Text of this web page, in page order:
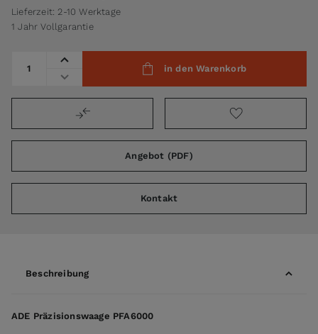
Lieferzeit: 2-10 Werktage
1 Jahr Vollgarantie
in den Warenkorb
Angebot (PDF)
Kontakt
Beschreibung
ADE Präzisionswaage PFA6000